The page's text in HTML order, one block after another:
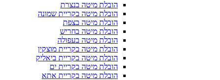
הובלת מיטה בנצרת
הובלת מיטה בקריית שמונה
הובלת מיטה בצפת
הובלת מיטה בחריש
הובלת מיטה בעפולה
הובלת מיטה בקריית מוצקין
הובלת מיטה בקריית ביאליק
הובלת מיטה בקריית ים
הובלת מיטה בקריית אתא